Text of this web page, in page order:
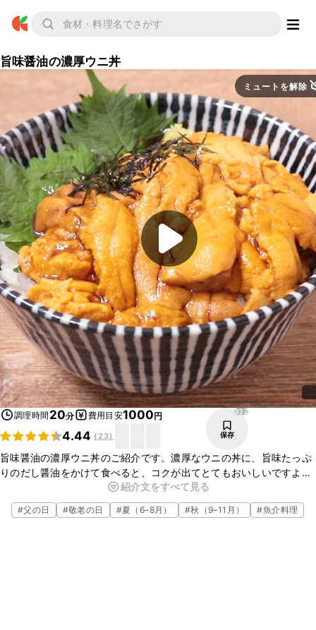
旨味醤油の濃厚ウニ丼
ミュートを解除
調理時間 20分 費用目安1000円
4.44 (23)
932
保存
旨味醤油の濃厚ウニ丼のご紹介です。濃厚なウニの丼に、旨味たっぷ
りのだし醤油をかけて食べると、コクが出てとてもおいしいですよ。
お祝いのときの食事などにもぴったりな簡単レシピなのでぜひ一度
作ってみてくださいね。
紹介文をすべて見る
#父の日 #敬老の日 #夏（6–8月） #秋（9–11月） #魚介料理